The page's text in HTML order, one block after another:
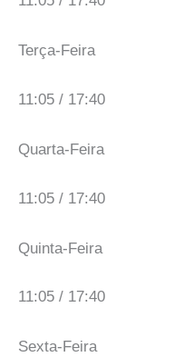
Terça-Feira
11:05 / 17:40
Quarta-Feira
11:05 / 17:40
Quinta-Feira
11:05 / 17:40
Sexta-Feira